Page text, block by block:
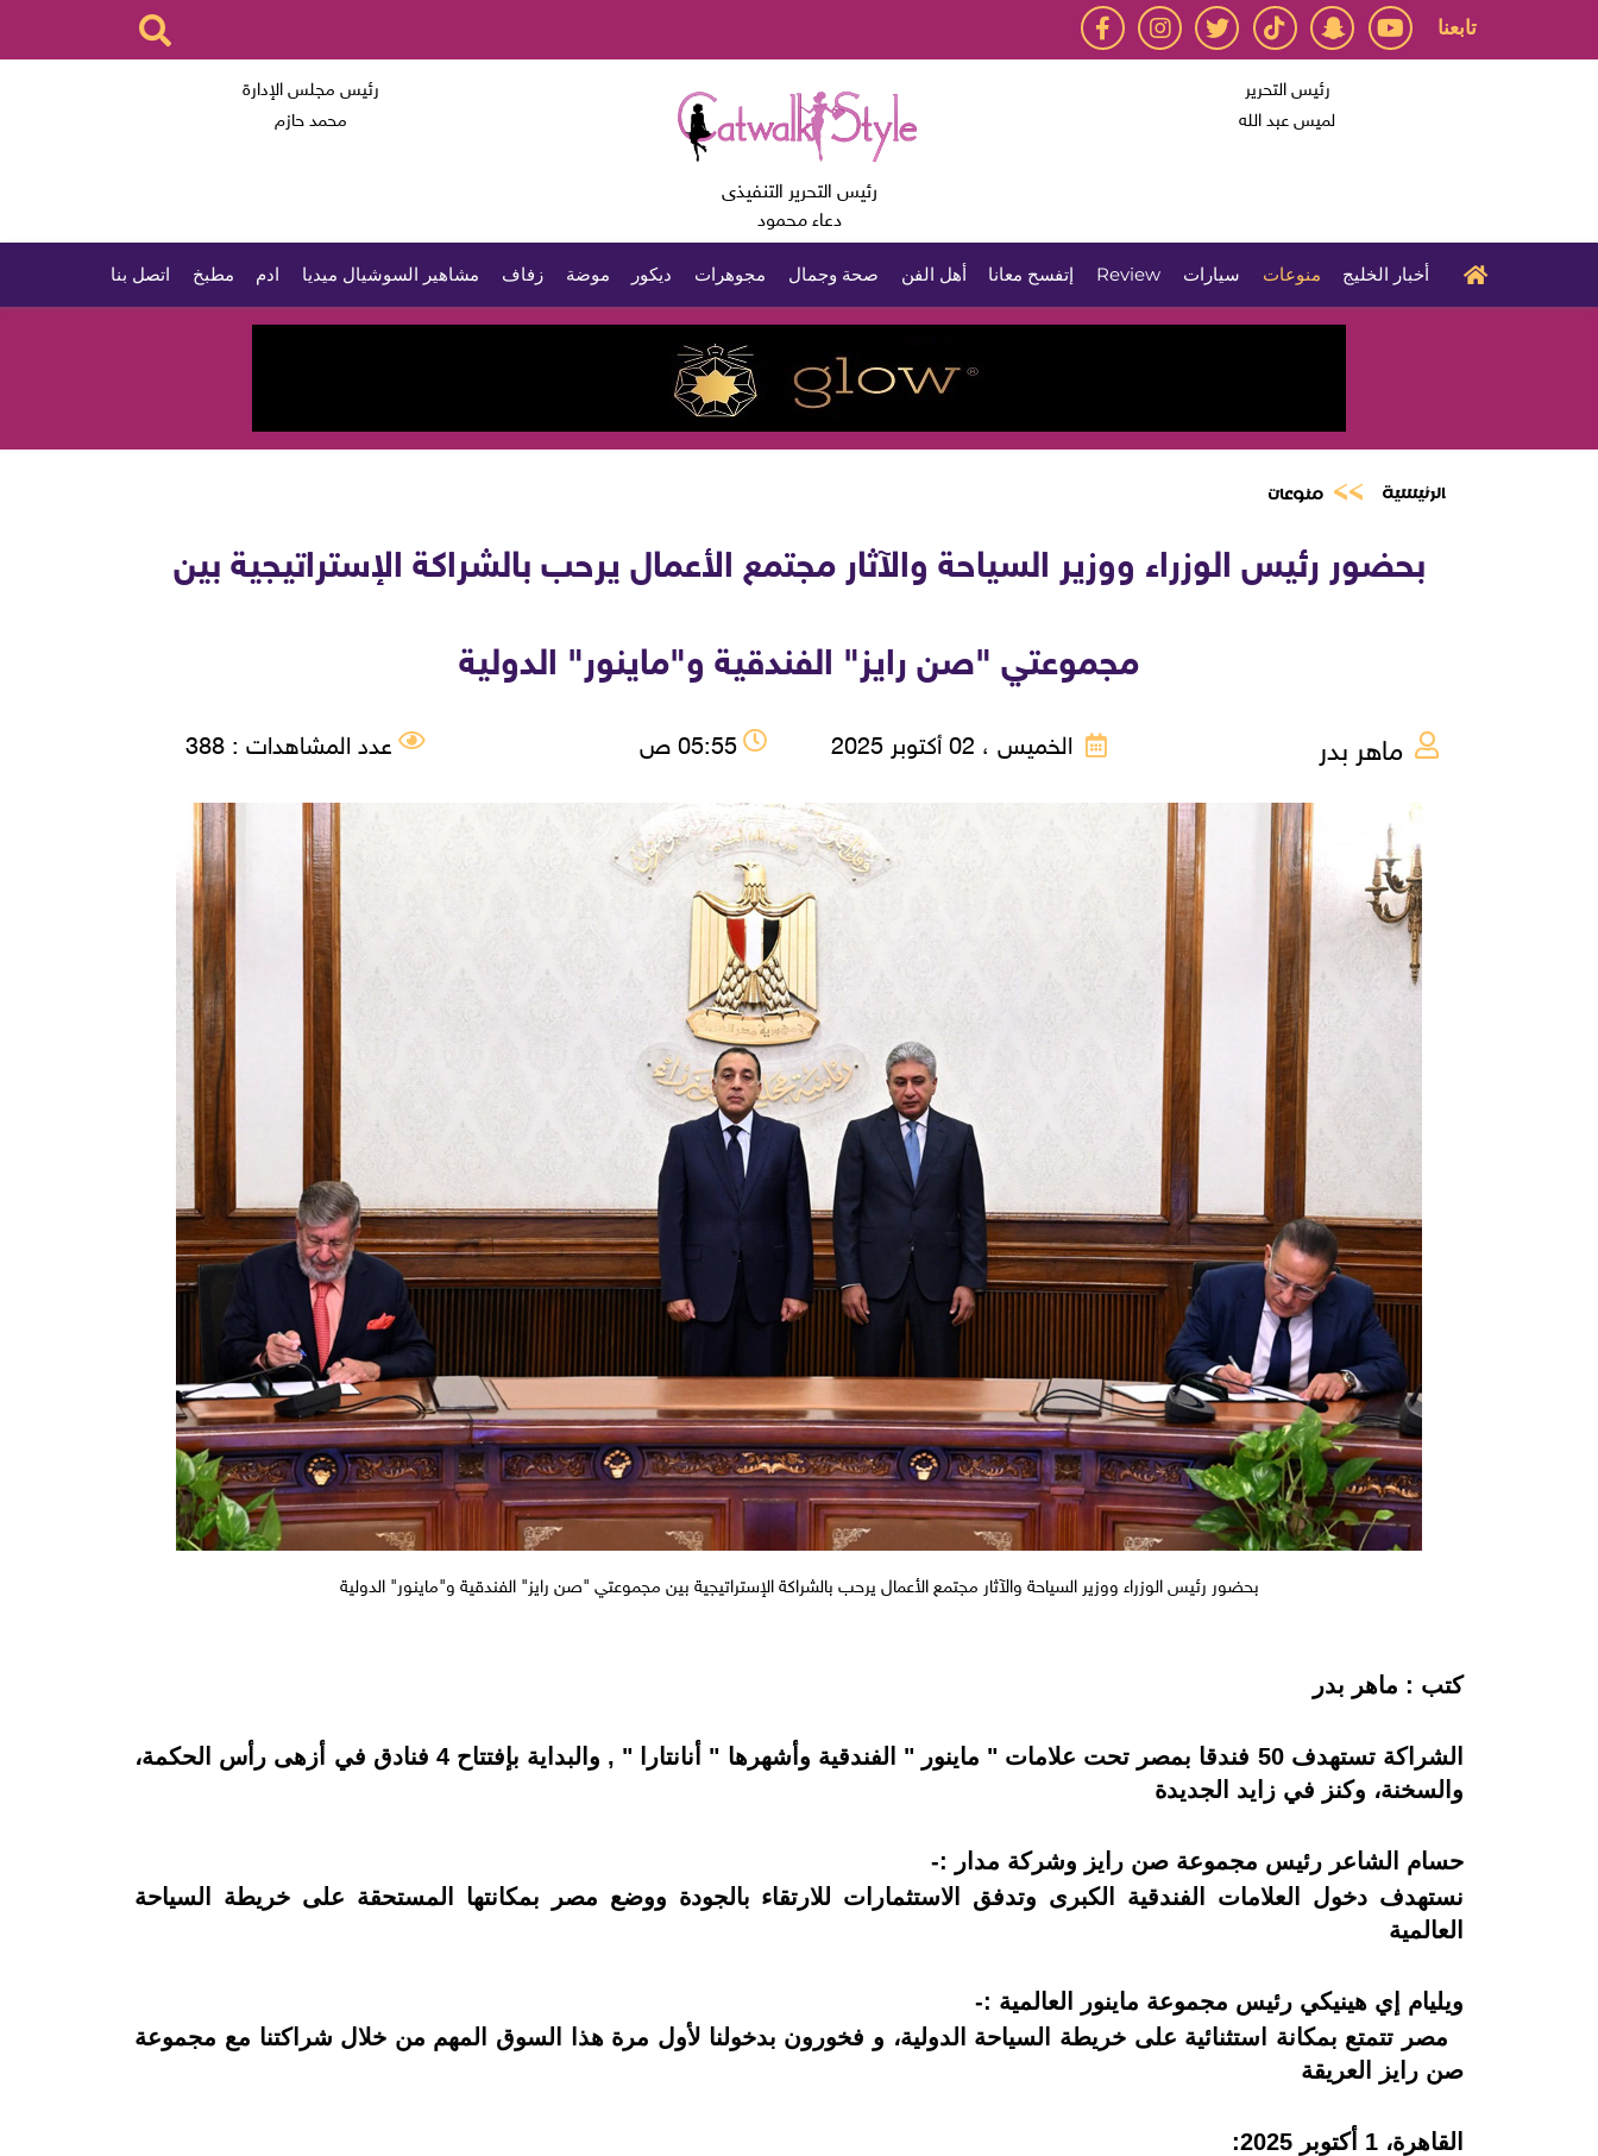
تابعنا
رئيس التحرير
لميس عبد الله
رئيس التحرير التنفيذى
دعاء محمود
رئيس مجلس الإدارة
محمد حازم
أخبار الخليج منوعات سيارات Review إتفسح معانا أهل الفن صحة وجمال مجوهرات ديكور موضة زفاف مشاهير السوشيال ميديا ادم مطبخ اتصل بنا
الرئيسية منوعات
بحضور رئيس الوزراء ووزير السياحة والآثار مجتمع الأعمال يرحب بالشراكة الإستراتيجية بين
مجموعتي "صن رايز" الفندقية و"ماينور" الدولية
ماهر بدر الخميس ، 02 أكتوبر 2025 05:55 ص عدد المشاهدات : 388
بحضور رئيس الوزراء ووزير السياحة والآثار مجتمع الأعمال يرحب بالشراكة الإستراتيجية بين مجموعتي "صن رايز" الفندقية و"ماينور" الدولية
كتب : ماهر بدر
الشراكة تستهدف 50 فندقا بمصر تحت علامات " ماينور " الفندقية وأشهرها " أنانتارا " , والبداية بإفتتاح 4 فنادق في أزهى رأس الحكمة،
والسخنة، وكنز في زايد الجديدة
حسام الشاعر رئيس مجموعة صن رايز وشركة مدار :-
نستهدف دخول العلامات الفندقية الكبرى وتدفق الاستثمارات للارتقاء بالجودة ووضع مصر بمكانتها المستحقة على خريطة السياحة
العالمية
ويليام إي هينيكي رئيس مجموعة ماينور العالمية :-
مصر تتمتع بمكانة استثنائية على خريطة السياحة الدولية، و فخورون بدخولنا لأول مرة هذا السوق المهم من خلال شراكتنا مع مجموعة
صن رايز العريقة
القاهرة، 1 أكتوبر 2025: